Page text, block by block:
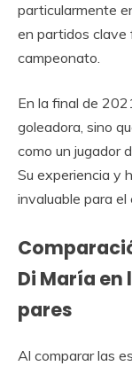
particularmente
en partidos clave
campeonato.
En la final de
goleadora, sino
como un jugador
Su experiencia y
invaluable para
Di María en
pares
Al comparar las